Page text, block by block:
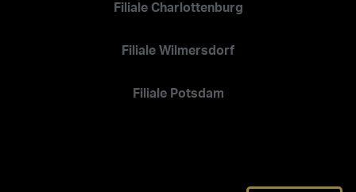
Filiale Charlottenburg
Filiale Wilmersdorf
Filiale Potsdam